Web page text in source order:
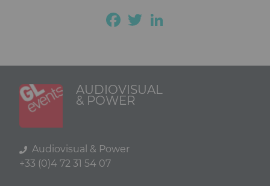
Facebook
Twitter
AUDIOVISUAL
& POWER
Audiovisual & Power
+33 (0)4 72 31 54 07